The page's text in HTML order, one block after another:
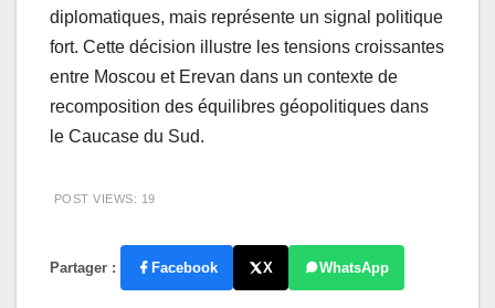
diplomatiques, mais représente un signal politique
fort. Cette décision illustre les tensions croissantes
entre Moscou et Erevan dans un contexte de
recomposition des équilibres géopolitiques dans
le Caucase du Sud.
POST VIEWS: 19
Partager : Facebook X WhatsApp